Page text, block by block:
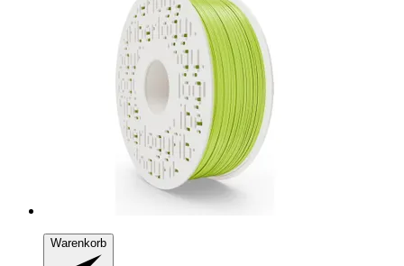
Warenkorb